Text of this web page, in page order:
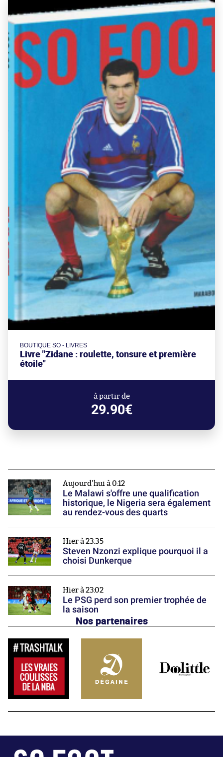
BOUTIQUE SO - LIVRES
Livre "Zidane : roulette, tonsure et première
étoile"
à partir de
29.90€
Aujourd'hui à 0:12
Le Malawi s'offre une qualification
historique, le Nigeria sera également
au rendez-vous des quarts
Hier à 23:35
Steven Nzonzi explique pourquoi il a
choisi Dunkerque
Hier à 23:02
Le PSG perd son premier trophée de
la saison
Nos partenaires